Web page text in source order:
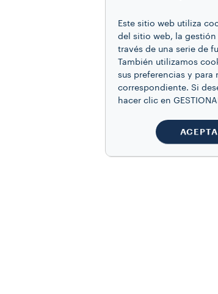
Este sitio web utiliza
del sitio web, la
través de una serie de
También utilizamos
sus preferencias y
correspondiente. Si
hacer clic en